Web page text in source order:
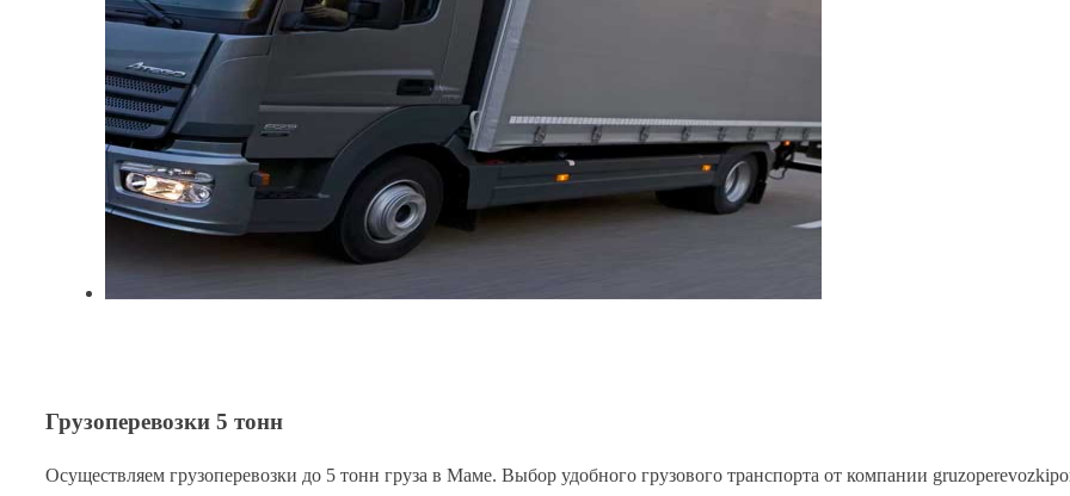
Грузоперевозки 5 тонн
Осуществляем грузоперевозки до 5 тонн груза в Маме. Выбор удобного грузового транспорта от компании